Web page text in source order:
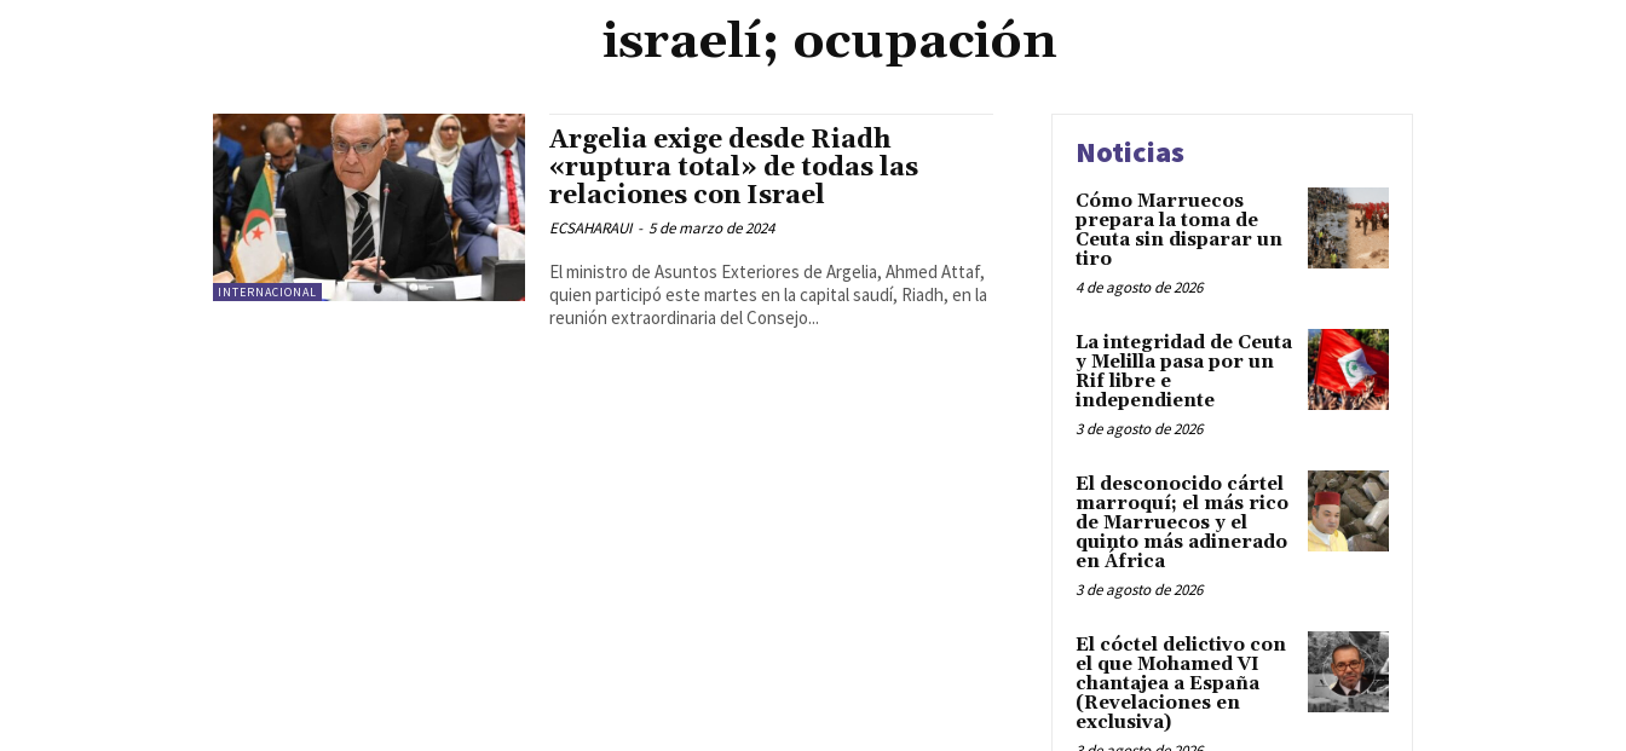
israelí; ocupación
INTERNACIONAL
Argelia exige desde Riadh
«ruptura total» de todas las
relaciones con Israel
ECSAHARAUI - 5 de marzo de 2024
El ministro de Asuntos Exteriores de Argelia, Ahmed Attaf,
quien participó este martes en la capital saudí, Riadh, en la
reunión extraordinaria del Consejo...
Noticias
Cómo Marruecos
prepara la toma de
Ceuta sin disparar un
tiro
4 de agosto de 2026
La integridad de Ceuta
y Melilla pasa por un
Rif libre e
independiente
3 de agosto de 2026
El desconocido cártel
marroquí; el más rico
de Marruecos y el
quinto más adinerado
en África
3 de agosto de 2026
El cóctel delictivo con
el que Mohamed VI
chantajea a España
(Revelaciones en
exclusiva)